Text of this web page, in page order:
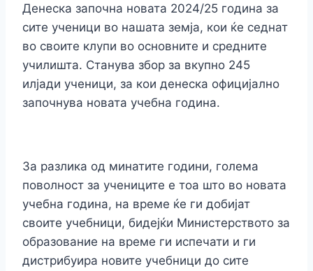
Денеска започна новата 2024/25 година за
сите ученици во нашата земја, кои ќе седнат
во своите клупи во основните и средните
училишта. Станува збор за вкупно 245
илјади ученици, за кои денеска официјално
започнува новата учебна година.
За разлика од минатите години, голема
поволност за учениците е тоа што во новата
учебна година, на време ќе ги добијат
своите учебници, бидејќи Министерството за
образование на време ги испечати и ги
дистрибуира новите учебници до сите